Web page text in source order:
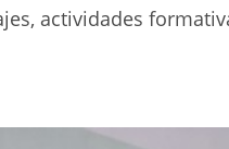
actividades